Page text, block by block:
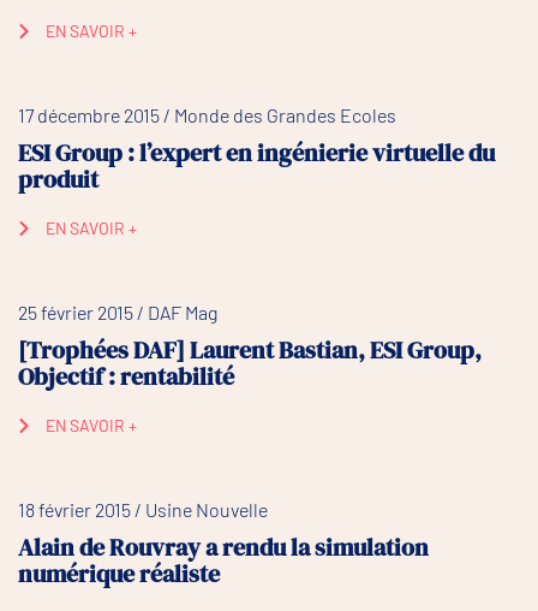
EN SAVOIR +
17 décembre 2015 / Monde des Grandes Ecoles
ESI Group : l’expert en ingénierie virtuelle du
produit
EN SAVOIR +
25 février 2015 / DAF Mag
[Trophées DAF] Laurent Bastian, ESI Group,
Objectif : rentabilité
EN SAVOIR +
18 février 2015 / Usine Nouvelle
Alain de Rouvray a rendu la simulation
numérique réaliste